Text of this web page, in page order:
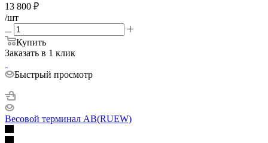
13 800 ₽
/шт
Купить
Заказать в 1 клик
Быстрый просмотр
Весовой терминал AB(RUEW)